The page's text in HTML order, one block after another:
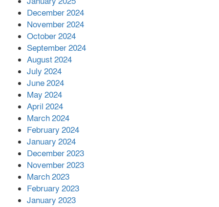
সহায়তা দিলেন সাচিং প্রু জেরী
December 2024
November 2024
October 2024
September 2024
August 2024
July 2024
June 2024
May 2024
April 2024
March 2024
February 2024
January 2024
December 2023
November 2023
March 2023
February 2023
January 2023